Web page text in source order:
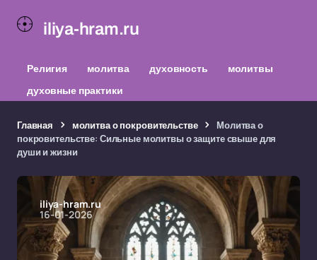
iliya-hram.ru
Религия молитва духовность
молитвы
духовные практики
Главная молитва о покровительстве
Молитва о
покровительстве: Сильные молитвы о защите свыше для
души и жизни
iliya-hram.ru
16-01-2026